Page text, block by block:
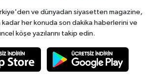
ve dünyadan siyasetten magazine,
her konuda son dakika haberlerini ve
köşe yazılarını takip edin.